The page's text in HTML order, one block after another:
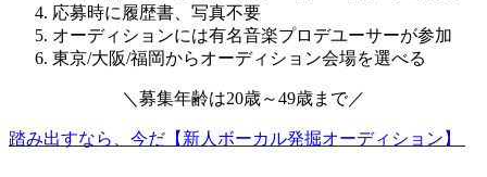
応募時に履歴書、写真不要
オーディションには有名音楽プロデユーサーが参加
東京/大阪/福岡からオーディション会場を選べる
＼ 募集年齢は20歳～49歳まで／
踏み出すなら、今だ【新人ボーカル発掘オーディション】